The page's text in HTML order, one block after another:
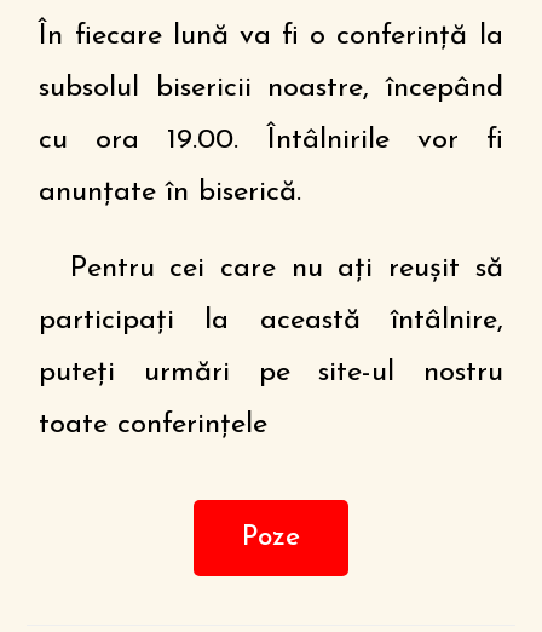
În fiecare lună va fi o conferință la
subsolul bisericii noastre, începând
cu ora 19.00. Întâlnirile vor fi
anunțate în biserică.
Pentru cei care nu ați reușit să
participați la această întâlnire,
puteți urmări pe site-ul nostru
toate conferințele
Poze